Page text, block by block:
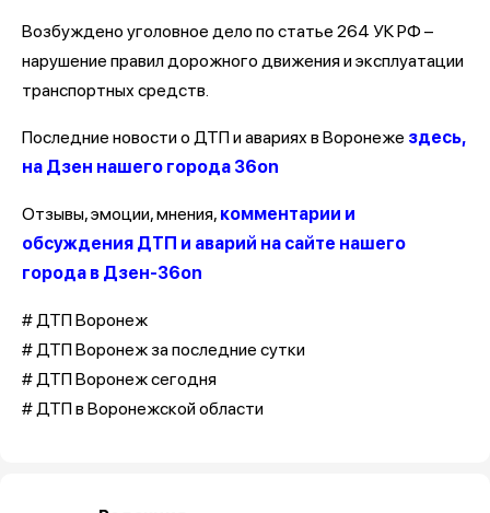
Возбуждено уголовное дело по статье 264 УК РФ –
нарушение правил дорожного движения и эксплуатации
транспортных средств.
Последние новости о ДТП и авариях в Воронеже здесь,
на Дзен нашего города 36on
Отзывы, эмоции, мнения, комментарии и
обсуждения ДТП и аварий на сайте нашего
города в Дзен-36on
# ДТП Воронеж
# ДТП Воронеж за последние сутки
# ДТП Воронеж сегодня
# ДТП в Воронежской области